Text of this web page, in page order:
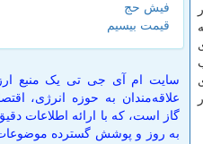
فیش حج
قیمت بیسیم
سایت ام آی جی تی یک منبع
علاقه‌مندان به حوزه انرژی،
گاز است، که با ارائه اطلاعات
به روز و پوشش گسترده